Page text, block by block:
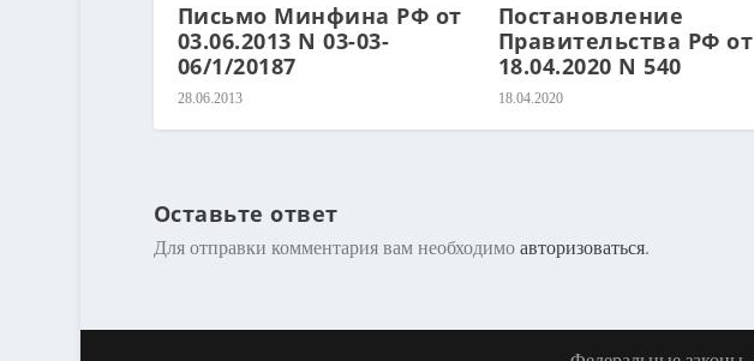
Письмо Минфина РФ от
03.06.2013 N 03-03-
06/1/20187
28.06.2013
Постановление
Правительства РФ от
18.04.2020 N 540
18.04.2020
Оставьте ответ
Для отправки комментария вам необходимо авторизоваться.